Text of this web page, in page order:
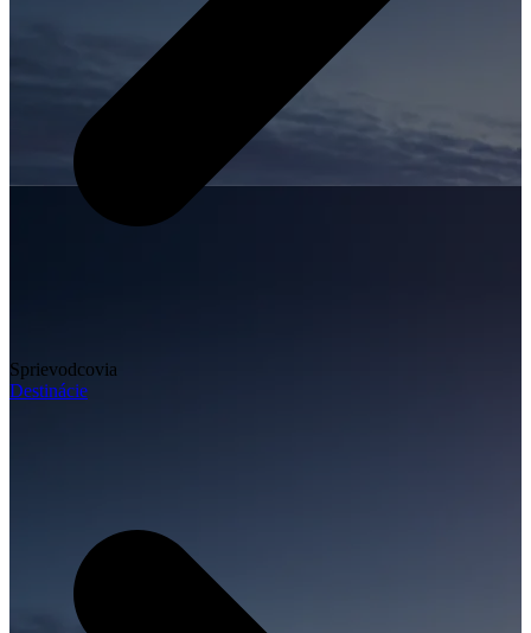
Sprievodcovia
Destinácie